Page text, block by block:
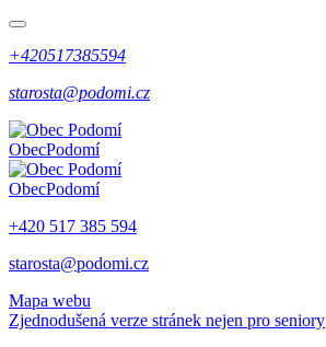
+420517385594
starosta@podomi.cz
ObecPodomí
ObecPodomí
+420 517 385 594
starosta@podomi.cz
Mapa webu
Zjednodušená verze stránek nejen pro seniory